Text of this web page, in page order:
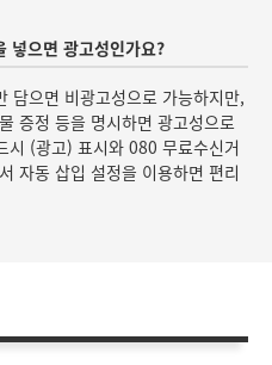
넣으면 광고성인가요?
담으면 비광고성으로 가능하지만,
증정 등을 명시하면 광고성으로
시 (광고) 표시와 080 무료수신거
자동 삽입 설정을 이용하면 편리